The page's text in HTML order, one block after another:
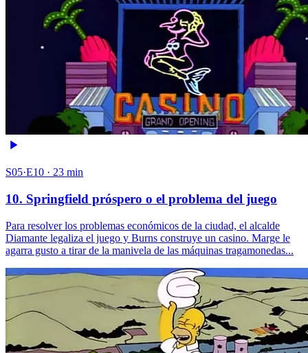
S05·E10 · 23 min
10. Springfield próspero o el problema del juego
Para resolver los problemas económicos de la ciudad, el alcalde
Diamante legaliza el juego y Burns construye un casino. Marge le
agarra gusto a tirar de la manivela de las máquinas tragamonedas...